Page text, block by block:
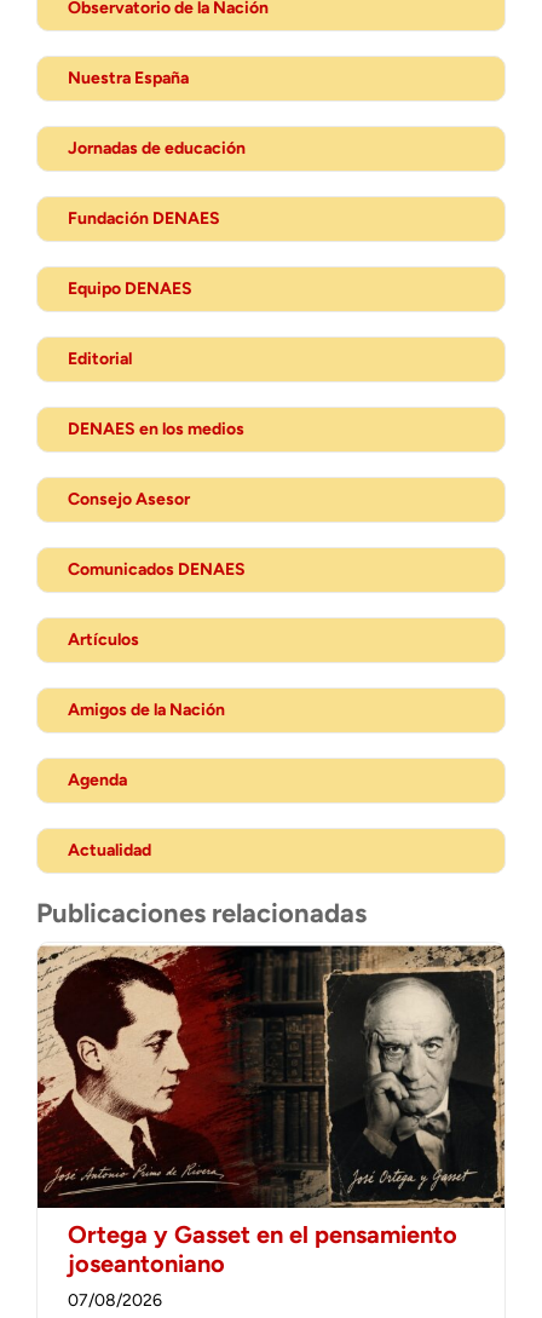
Observatorio de la Nación
Nuestra España
Jornadas de educación
Fundación DENAES
Equipo DENAES
Editorial
DENAES en los medios
Consejo Asesor
Comunicados DENAES
Artículos
Amigos de la Nación
Agenda
Actualidad
Publicaciones relacionadas
Ortega y Gasset en el pensamiento
joseantoniano
07/08/2026